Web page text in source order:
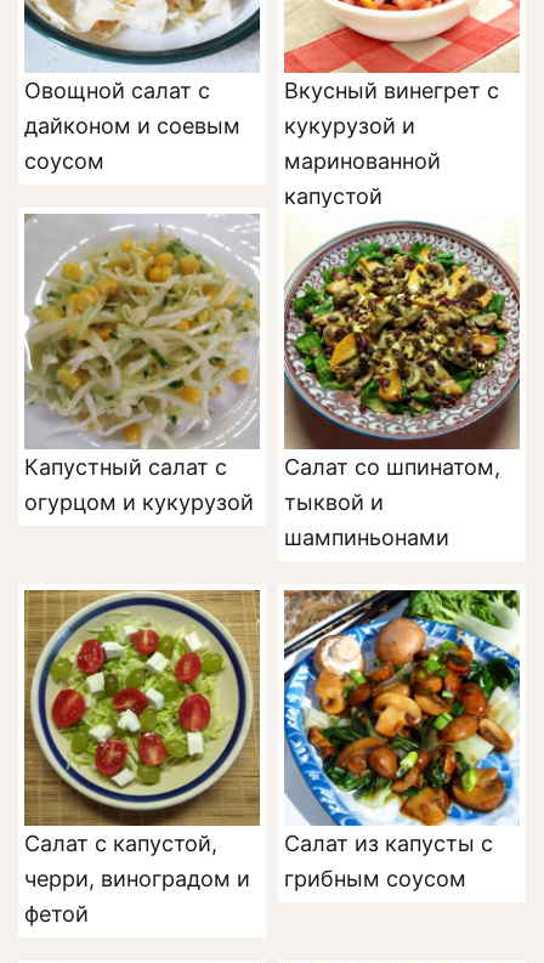
Овощной салат с
дайконом и соевым
соусом
Вкусный винегрет с
кукурузой и
маринованной
капустой
Капустный салат с
огурцом и кукурузой
Салат со шпинатом,
тыквой и
шампиньонами
Салат с капустой,
черри, виноградом и
фетой
Салат из капусты с
грибным соусом